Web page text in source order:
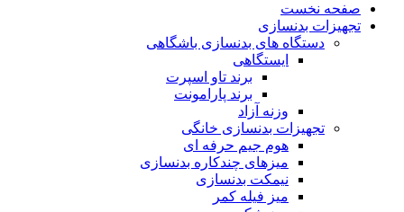
صفحه نخست
تجهیزات بدنسازی
دستگاه های بدنسازی باشگاهی
ایستگاهی
برند تاو اسپرت
برند پارامونت
وزنه آزاد
تجهیزات بدنسازی خانگی
هوم جیم حرفه ای
میزهای چندکاره بدنسازی
نیمکت بدنسازی
میز فیله کمر